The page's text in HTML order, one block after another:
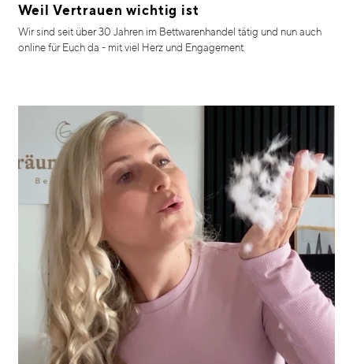
Weil Vertrauen wichtig ist
Wir sind seit über 30 Jahren im Bettwarenhandel tätig und nun auch
online für Euch da - mit viel Herz und Engagement.